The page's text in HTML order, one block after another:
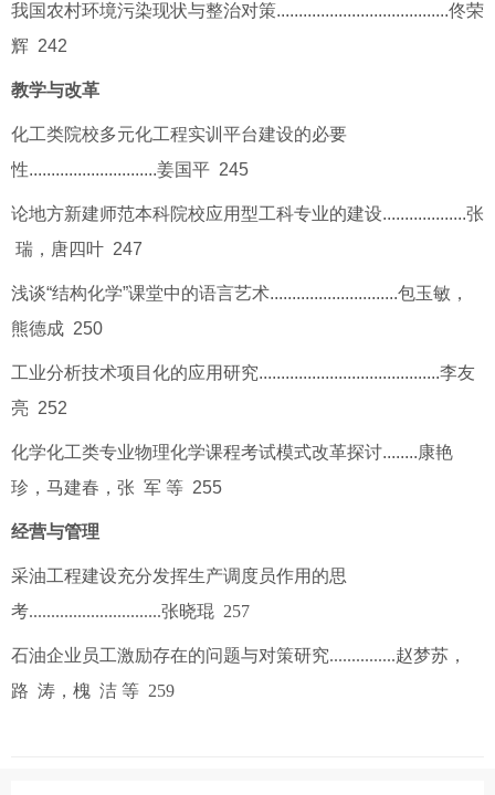
我国农村环境污染现状与整治对策.......................................佟荣
辉 242
教学与改革
化工类院校多元化工程实训平台建设的必要
性.............................姜国平 245
论地方新建师范本科院校应用型工科专业的建设...................张
瑞，唐四叶 247
浅谈“结构化学”课堂中的语言艺术.............................包玉敏，
熊德成 250
工业分析技术项目化的应用研究.........................................李友
亮 252
化学化工类专业物理化学课程考试模式改革探讨........康艳
珍，马建春，张 军 等 255
经营与管理
采油工程建设充分发挥生产调度员作用的思
考..............................张晓琨 257
石油企业员工激励存在的问题与对策研究...............赵梦苏，
路 涛，槐 洁 等 259